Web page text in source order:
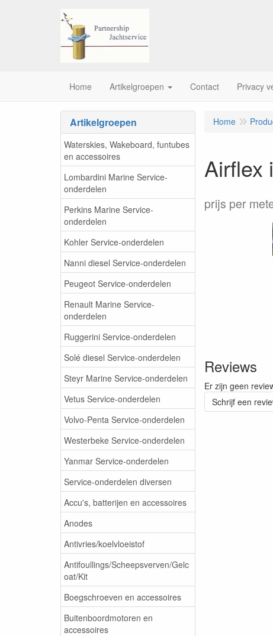
Home Artikelgroepen Contact Privacy
Artikelgroepen
Waterskies, Wakeboard, funtubes
en accessoires
Lombardini Marine Service-
onderdelen
Perkins Marine Service-
onderdelen
Kohler Service-onderdelen
Nanni diesel Service-onderdelen
Peugeot Service-onderdelen
Renault Marine Service-
onderdelen
Ruggerini Service-onderdelen
Solé diesel Service-onderdelen
Steyr Marine Service-onderdelen
Vetus Service-onderdelen
Volvo-Penta Service-onderdelen
Westerbeke Service-onderdelen
Yanmar Service-onderdelen
Service-onderdelen diversen
Accu's, batterijen en accessoires
Anodes
Antivries/koelvloeistof
Antifoullings/Scheepsverven/Gelc
oat/Kit
Boegschroeven en accessoires
Buitenboordmotoren en
accessoires
Home
Airflex
prijs per
Reviews
Er zijn geen
Schrijf een